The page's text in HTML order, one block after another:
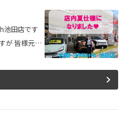
池田店です
が 皆様元…